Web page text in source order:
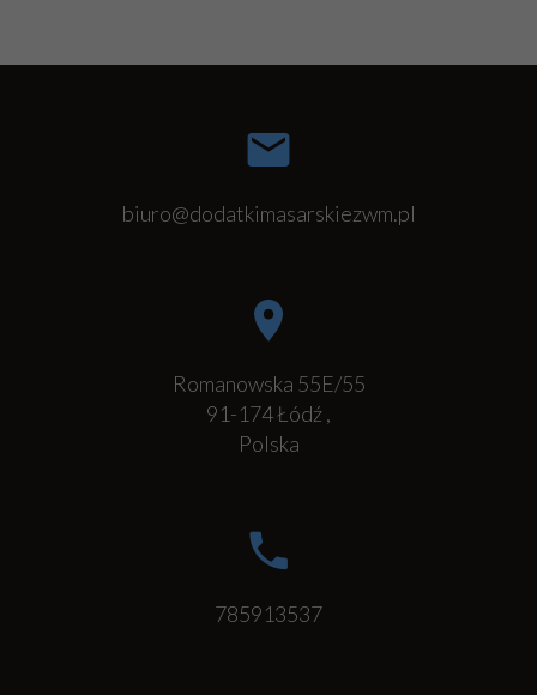
biuro@dodatkimasarskiezwm.pl
Romanowska 55E/55
91-174Łódź,
Polska
785913537